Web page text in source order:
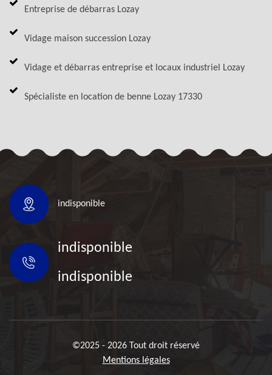
Entreprise de débarras Lozay
Vidage maison succession Lozay
Vidage et débarras entreprise et locaux industriel Lozay
Spécialiste en location de benne Lozay 17330
indisponible
indisponible
indisponible
©2025 - 2026 Tout droit réservé
Mentions légales